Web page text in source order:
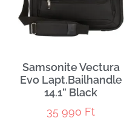
Samsonite Vectura
Evo Lapt.Bailhandle
14.1” Black
35 990 Ft